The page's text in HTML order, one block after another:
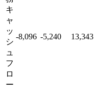
キ
ャ
ッ
シ
ュ
フ
ロ
ー
-8,096 -5,240 13,343